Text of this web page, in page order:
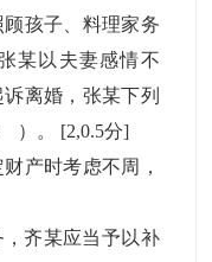
孩子、料理家务
某以夫妻感情不
离婚，张某下列
）。 [2,0.5分]
产时考虑不周，
齐某应当予以补